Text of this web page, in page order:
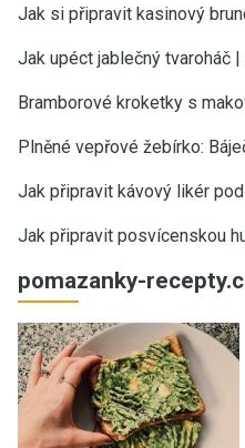
Jak si připravit kasinový
Jak upéct jablečný tvaroháč
Bramborové kroketky s
Plněné vepřové žebírko:
Jak připravit kávový likér
Jak připravit posvícenskou
pomazanky-